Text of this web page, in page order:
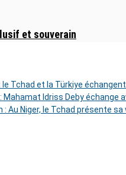
et souverain
le Tchad et la Türkiye
Mahamat Idriss Deby échange
: Au Niger, le Tchad présente